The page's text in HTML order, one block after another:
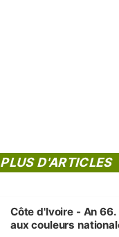
PLUS D'ARTICLES
Côte d'Ivoire - An 66.
aux couleurs